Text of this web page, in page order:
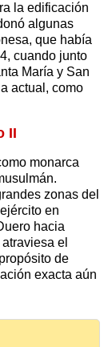
la edificación
algunas
que había
cuando junto
María y San
actual, como
II
monarca
zonas del
en
hacia
el
de
exacta aún